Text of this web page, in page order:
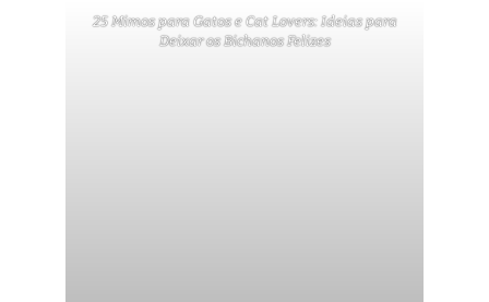
25 Mimos para Gatos e Cat Lovers: Ideias para
Deixar os Bichanos Felizes